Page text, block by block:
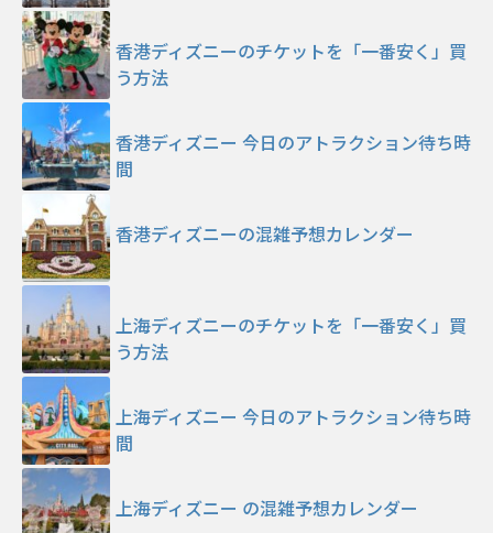
香港ディズニーのチケットを「一番安く」買
う方法
香港ディズニー 今日のアトラクション待ち時
間
香港ディズニーの混雑予想カレンダー
上海ディズニーのチケットを「一番安く」買
う方法
上海ディズニー 今日のアトラクション待ち時
間
上海ディズニー の混雑予想カレンダー